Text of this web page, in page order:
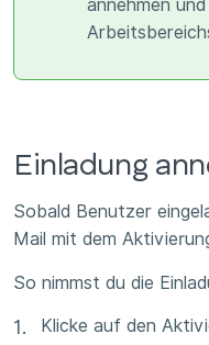
annehmen
Einladung
Sobald Benutzer
Mail mit dem
So nimmst du die
Klicke auf den